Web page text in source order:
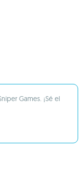
Games. ¡Sé el